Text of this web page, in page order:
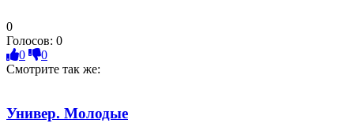
0
Голосов: 0
0
0
Смотрите так же:
Универ. Молодые